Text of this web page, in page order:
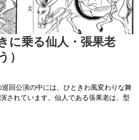
に乗る仙人・張果老
）
回公演の中には、ひときわ風変わりな舞
されています。仙人である張果老は、型